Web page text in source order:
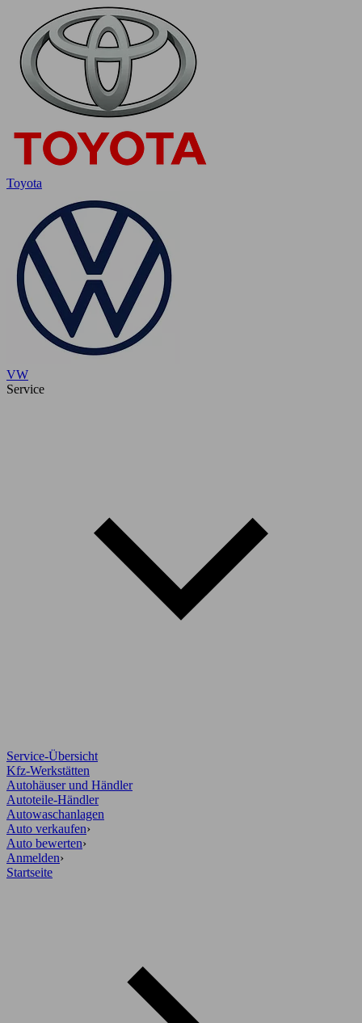
Toyota
VW
Service
Service-Übersicht
Kfz-Werkstätten
Autohäuser und Händler
Autoteile-Händler
Autowaschanlagen
Auto verkaufen›
Auto bewerten›
Anmelden›
Startseite